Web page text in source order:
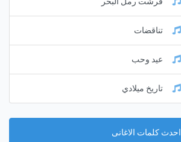
تناقضات
عيد وحب
تاريخ ميلادي
احدث كلمات الاغانى